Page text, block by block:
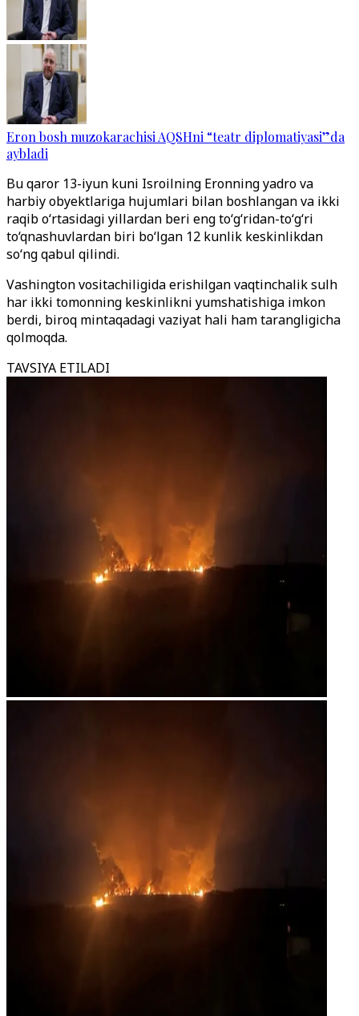
Eron bosh muzokarachisi AQSHni “teatr diplomatiyasi”da
aybladi
Bu qaror 13-iyun kuni Isroilning Eronning yadro va
harbiy obyektlariga hujumlari bilan boshlangan va ikki
raqib o‘rtasidagi yillardan beri eng to‘g‘ridan-to‘g‘ri
to‘qnashuvlardan biri bo‘lgan 12 kunlik keskinlikdan
so‘ng qabul qilindi.
Vashington vositachiligida erishilgan vaqtinchalik sulh
har ikki tomonning keskinlikni yumshatishiga imkon
berdi, biroq mintaqadagi vaziyat hali ham tarangligicha
qolmoqda.
TAVSIYA ETILADI